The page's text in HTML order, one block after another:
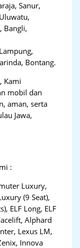
Sanur,
Bangli,
Bontang.
Kami
mobil dan
aman, serta
Jawa,
:
Luxury,
(9 Seat),
ELF Long, ELF
Alphard
Lexus LM,
Innova